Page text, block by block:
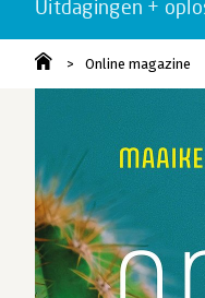
Uitdagingen +
Online magazine